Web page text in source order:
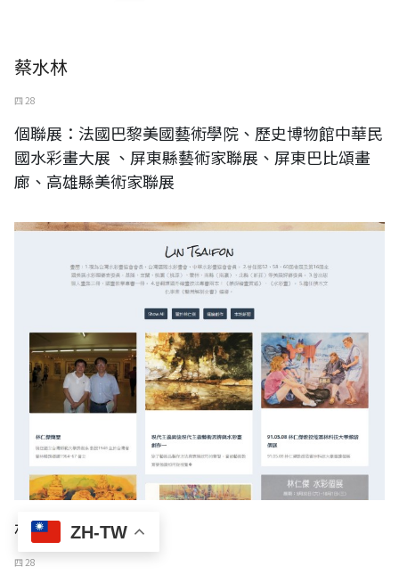
ZH-TW
蔡水林
四 28
個聯展：法國巴黎美國藝術學院、歷史博物館中華民
國水彩畫大展 、屏東縣藝術家聯展、屏東巴比頌畫
廊、高雄縣美術家聯展
林仁傑
四 28